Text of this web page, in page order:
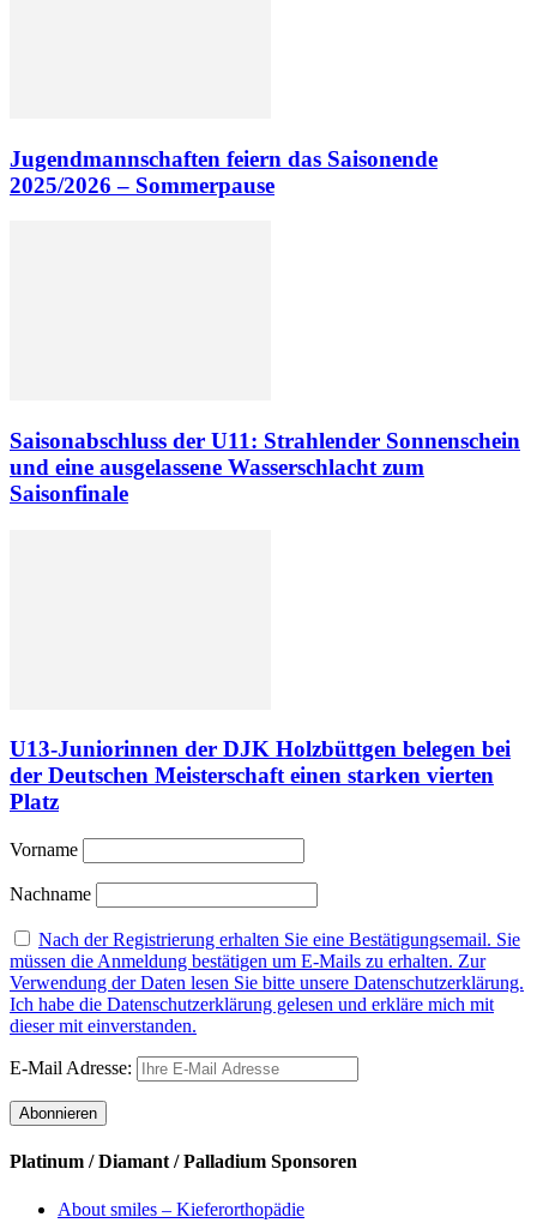
Jugendmannschaften feiern das Saisonende
2025/2026 – Sommerpause
Saisonabschluss der U11: Strahlender Sonnenschein
und eine ausgelassene Wasserschlacht zum
Saisonfinale
U13-Juniorinnen der DJK Holzbüttgen belegen bei
der Deutschen Meisterschaft einen starken vierten
Platz
Vorname
Nachname
Nach der Registrierung erhalten Sie eine Bestätigungsemail. Sie
müssen die Anmeldung bestätigen um E-Mails zu erhalten. Zur
Verwendung der Daten lesen Sie bitte unsere Datenschutzerklärung.
Ich habe die Datenschutzerklärung gelesen und erkläre mich mit
dieser mit einverstanden.
E-Mail Adresse:
Platinum / Diamant / Palladium Sponsoren
About smiles – Kieferorthopädie